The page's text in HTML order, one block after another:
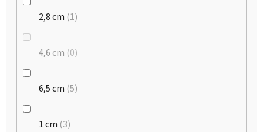
2,8 cm 1
4,6 cm 0
6,5 cm 5
1 cm 3